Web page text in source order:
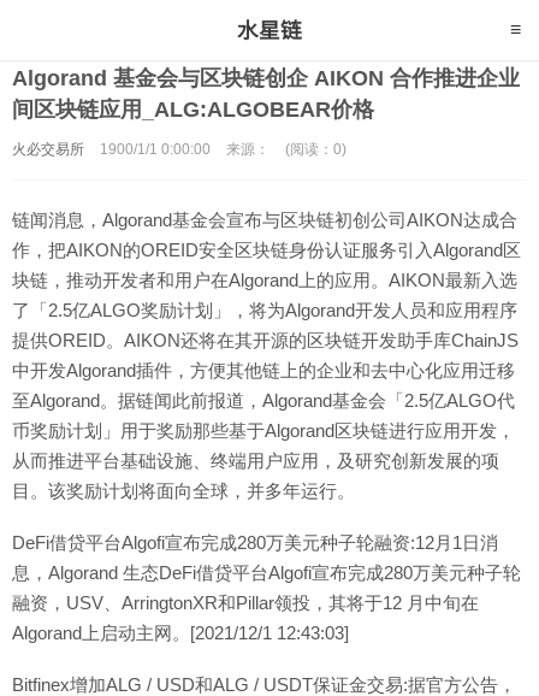
Algorand 基金会与区块链创企 AIKON 合作推进企业
间区块链应用_ALG:ALGOBEAR价格
火必交易所 1900/1/1 0:00:00 来源： (阅读：0)
链闻消息，Algorand基金会宣布与区块链初创公司AIKON达成合
作，把AIKON的OREID安全区块链身份认证服务引入Algorand区
块链，推动开发者和用户在Algorand上的应用。AIKON最新入选
了「2.5亿ALGO奖励计划」，将为Algorand开发人员和应用程序
提供OREID。AIKON还将在其开源的区块链开发助手库ChainJS
中开发Algorand插件，方便其他链上的企业和去中心化应用迁移
至Algorand。据链闻此前报道，Algorand基金会「2.5亿ALGO代
币奖励计划」用于奖励那些基于Algorand区块链进行应用开发，
从而推进平台基础设施、终端用户应用，及研究创新发展的项
目。该奖励计划将面向全球，并多年运行。
DeFi借贷平台Algofi宣布完成280万美元种子轮融资:12月1日消
息，Algorand 生态DeFi借贷平台Algofi宣布完成280万美元种子轮
融资，USV、ArringtonXR和Pillar领投，其将于12 月中旬在
Algorand上启动主网。[2021/12/1 12:43:03]
Bitfinex增加ALG / USD和ALG / USDT保证金交易:据官方公告，